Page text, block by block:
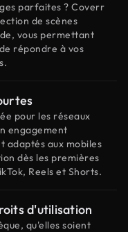
parfaites ? Coverr
de scènes
vous permettant
répondre à vos
pour les réseaux
engagement
adaptés aux mobiles
dès les premières
Reels et Shorts.
d'utilisation
qu'elles soient